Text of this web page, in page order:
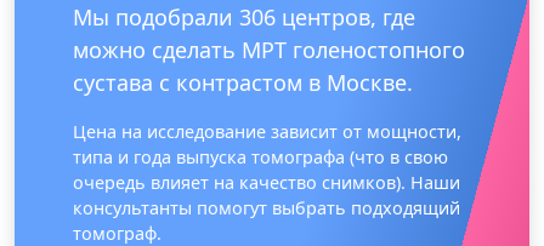
Мы подобрали 306 центров, где
можно сделать МРТ голеностопного
сустава с контрастом в Москве.
Цена на исследование зависит от мощности,
типа и года выпуска томографа (что в свою
очередь влияет на качество снимков). Наши
консультанты помогут выбрать подходящий
томограф.